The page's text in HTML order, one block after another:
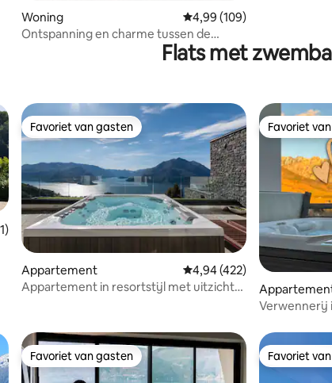
Woning Gemiddelde beoordeling
4,99 (109)
Ontspanning en charme tussen de
Flats met
beoordeling van 4,98 uit 5, 161 recensies
Favoriet van gasten
Favoriet van gasten
Appartement Gemiddelde beoordeling
4,94 (422)
Appartement in resortstijl met uitzicht
Favoriet
Favoriet
Verwennerij
Favoriet van gasten
Favoriet van gasten Favoriet
Favoriet